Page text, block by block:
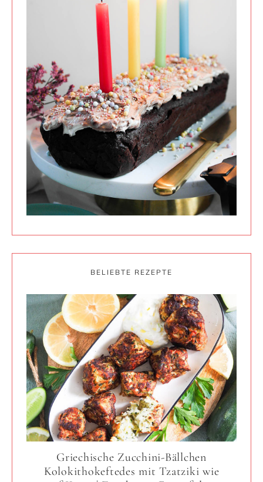
BELIEBTE REZEPTE
Griechische Zucchini-Bällchen
Kolokithokeftedes mit Tzatziki wie